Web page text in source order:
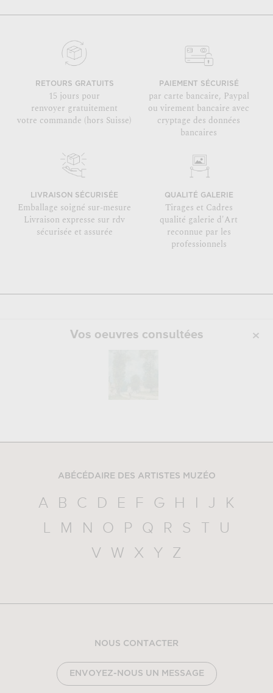
RETOURS GRATUITS
15 jours pour
renvoyer gratuitement
votre commande (hors Suisse)
PAIEMENT SÉCURISÉ
par carte bancaire, Paypal
ou virement bancaire avec
cryptage des données
bancaires
LIVRAISON SÉCURISÉE
Emballage soigné sur-mesure
Livraison expresse sur rdv
sécurisée et assurée
QUALITÉ GALERIE
Tirages et Cadres
qualité galerie d'Art
reconnue par les
professionnels
Vos oeuvres consultées
ABÉCÉDAIRE DES ARTISTES MUZÉO
A B C D E F G H I J
K
L
M N O P Q R S T
U
V
W X Y Z
NOUS CONTACTER
ENVOYEZ-NOUS UN MESSAGE